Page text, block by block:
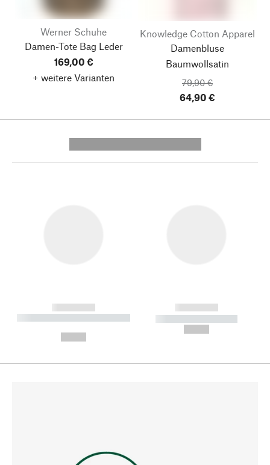
Werner Schuhe
Damen-Tote Bag Leder
169,00 €
+ weitere Varianten
Knowledge Cotton Apparel
Damenbluse
Baumwollsatin
79,90 €
64,90 €
------------
----------- ----------- --------
------------
----------- -----------